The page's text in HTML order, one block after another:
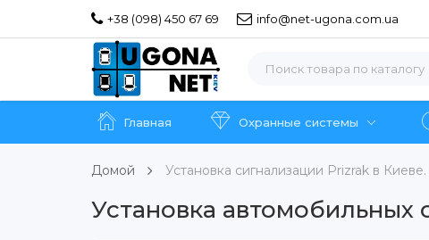
+38 (098) 450 67 69 info@net-ugona.com.ua
Главная Охранные системы
Домой Установка сигнализации Prizrak в Киеве.
Установка автомобильных